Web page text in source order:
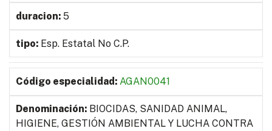
5
Esp. Estatal No C.P.
AGAN0041
BIOCIDAS, SANIDAD ANIMAL,
HIGIENE, GESTIÓN AMBIENTAL Y LUCHA CONTRA